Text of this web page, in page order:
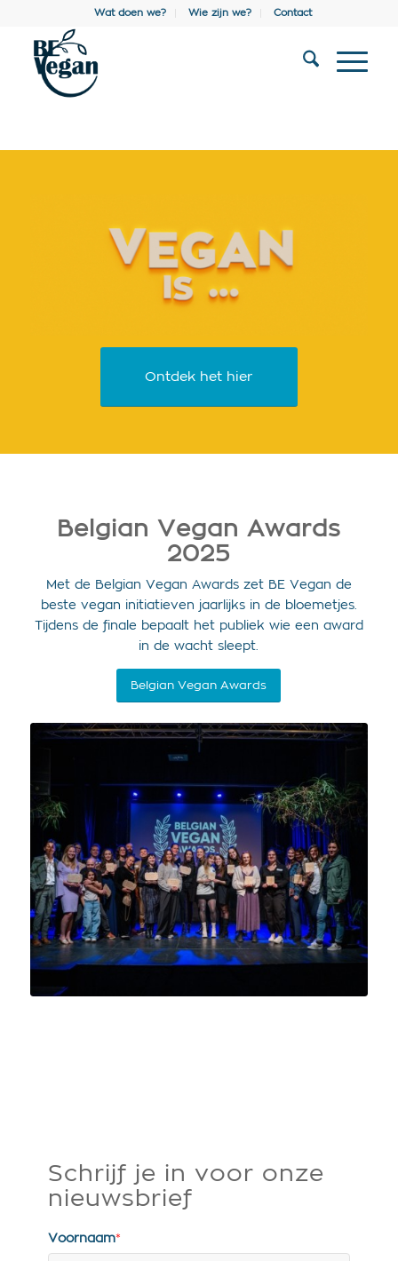
Wat doen we? Wie zijn we? Contact
Ontdek het hier
Belgian Vegan Awards
2025
Met de Belgian Vegan Awards zet BE Vegan de
beste vegan initiatieven jaarlijks in de bloemetjes.
Tijdens de finale bepaalt het publiek wie een award
in de wacht sleept.
Belgian Vegan Awards
Schrijf je in voor onze
nieuwsbrief
Voornaam*